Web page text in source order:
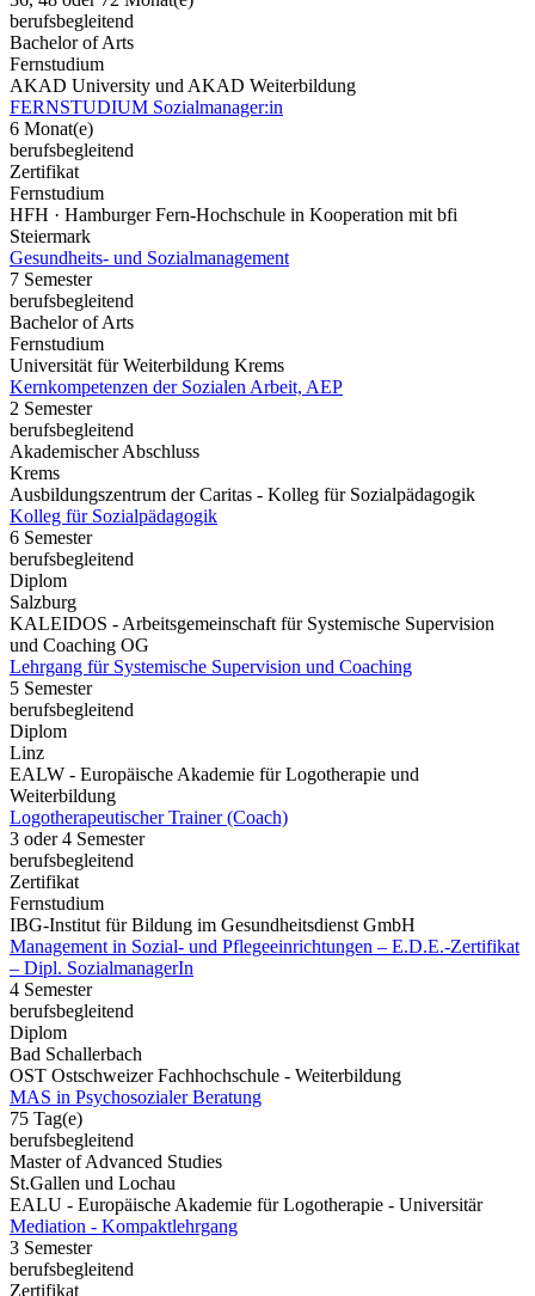
berufsbegleitend
Bachelor of Arts
Fernstudium
AKAD University und AKAD Weiterbildung
FERNSTUDIUM Sozialmanager:in
6 Monat(e)
berufsbegleitend
Zertifikat
Fernstudium
HFH · Hamburger Fern-Hochschule in Kooperation mit bfi
Steiermark
Gesundheits- und Sozialmanagement
7 Semester
berufsbegleitend
Bachelor of Arts
Fernstudium
Universität für Weiterbildung Krems
Kernkompetenzen der Sozialen Arbeit, AEP
2 Semester
berufsbegleitend
Akademischer Abschluss
Krems
Ausbildungszentrum der Caritas - Kolleg für Sozialpädagogik
Kolleg für Sozialpädagogik
6 Semester
berufsbegleitend
Diplom
Salzburg
KALEIDOS - Arbeitsgemeinschaft für Systemische Supervision
und Coaching OG
Lehrgang für Systemische Supervision und Coaching
5 Semester
berufsbegleitend
Diplom
Linz
EALW - Europäische Akademie für Logotherapie und
Weiterbildung
Logotherapeutischer Trainer (Coach)
3 oder 4 Semester
berufsbegleitend
Zertifikat
Fernstudium
IBG-Institut für Bildung im Gesundheitsdienst GmbH
Management in Sozial- und Pflegeeinrichtungen – E.D.E.-Zertifikat
– Dipl. SozialmanagerIn
4 Semester
berufsbegleitend
Diplom
Bad Schallerbach
OST Ostschweizer Fachhochschule - Weiterbildung
MAS in Psychosozialer Beratung
75 Tag(e)
berufsbegleitend
Master of Advanced Studies
St.Gallen und Lochau
EALU - Europäische Akademie für Logotherapie - Universitär
Mediation - Kompaktlehrgang
3 Semester
berufsbegleitend
Zertifikat